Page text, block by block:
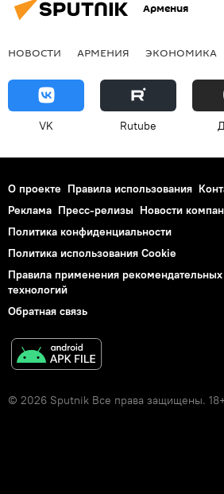
Армения
НОВОСТИ АРМЕНИЯ ЭКОНОМИКА
VK Rutube
О проекте Правила использования
Реклама Пресс-релизы Новости
Политика конфиденциальности
Политика использования Cookie
Правила применения рекомендательных
технологий
Обратная связь
© 2026 Sputnik Все права защищены.